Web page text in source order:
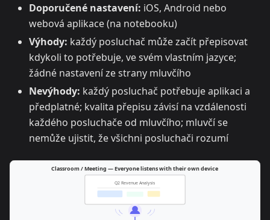
Doporučené nastavení: iOS, Android nebo
webová aplikace (na notebooku)
Výhody: každý posluchač může začít přepisovat
kdykoli to potřebuje, ve svém vlastním jazyce;
žádné nastavení ze strany mluvčího
Nevýhody: každý posluchač potřebuje aplikaci a
předplatné; kvalita přepisu závisí na vzdálenosti
každého posluchače od mluvčího; mluvčí se
nemůže ujistit, že všichni posluchači rozumí